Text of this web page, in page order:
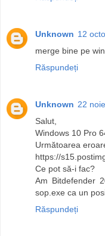
Unknown 12
merge bine pe
Răspundeți
Unknown 22
Salut,
Windows 10 Pro
Următoarea
https://
Ce pot să-i fac?
Am Bitdefender
sop.exe ca un
Răspundeți